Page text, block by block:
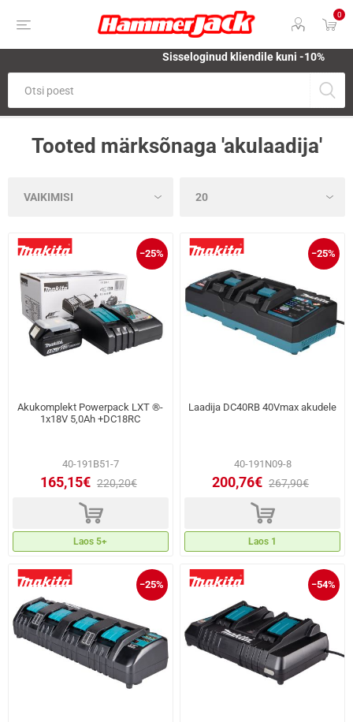
0
Sisseloginud kliendile kuni -10%
Tooted märksõnaga 'akulaadija'
−25%
Akukomplekt Powerpack LXT ®-
1x18V 5,0Ah +DC18RC
40-191B51-7
165,15€ 220,20€
d
Laos 5+
−25%
Laadija DC40RB 40Vmax akudele
40-191N09-8
200,76€ 267,90€
d
Laos 1
−25% −54%